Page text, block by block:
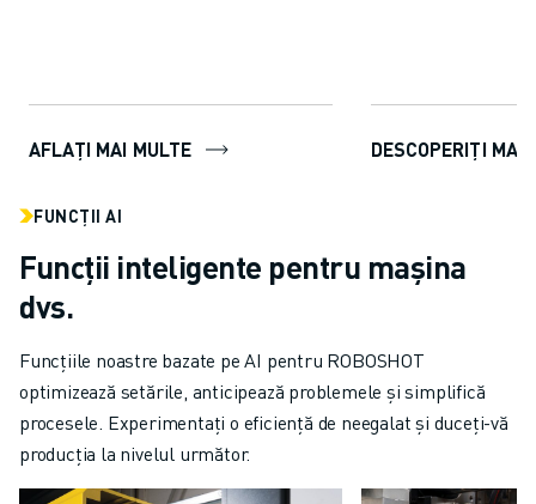
AFLAȚI MAI MULTE DESCOPERIȚI MAI
FUNCȚII AI
Funcții inteligente pentru mașina
dvs.
Funcțiile noastre bazate pe AI pentru ROBOSHOT
optimizează setările, anticipează problemele și simplifică
procesele. Experimentați o eficiență de neegalat și duceți-vă
producția la nivelul următor.